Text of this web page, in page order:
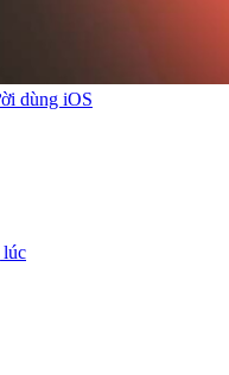
dùng iOS
lúc